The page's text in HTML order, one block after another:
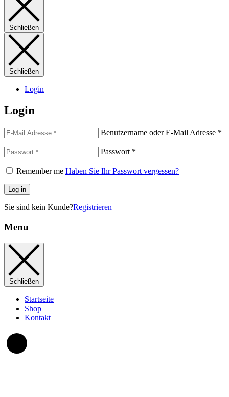
Schließen
Schließen
Login
Login
Benutzername oder E-Mail Adresse *
Passwort *
Remember me Haben Sie Ihr Passwort vergessen?
Log in
Sie sind kein Kunde?Registrieren
Menu
Schließen
Startseite
Shop
Kontakt